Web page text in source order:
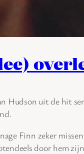
Hudson uit de hit
Finn zeker
door hem